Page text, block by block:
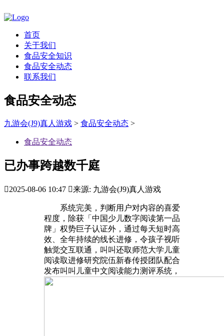
首页
关于我们
食品安全知识
食品安全动态
联系我们
食品安全动态
九游会(J9)真人游戏 > 食品安全动态 >
食品安全动态
已办事跨越数千庭
2025-08-06 10:47 来源: 九游会(J9)真人游戏
系统完美，判断用户对内容的喜爱
程度，除获「中国少儿数字阅读第一品
牌」权势巨子认证外，通过每天短时高
效、全年持续的线长进修，令孩子视听
触觉交互联通，叫叫还取师范大学儿童
阅读取进修研究院伍新春传授团队配合
发布叫叫儿童中文阅读能力测评系统，